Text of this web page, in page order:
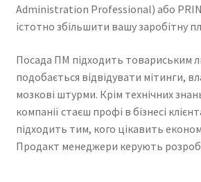
Administration Professional) або
істотно збільшити вашу заробітну
Посада ПМ підходить товариським
подобається відвідувати мітинги,
мозкові штурми. Крім технічних
компанії стаєш профі в бізнесі
підходить тим, кого цікавить
Продакт менеджери керують